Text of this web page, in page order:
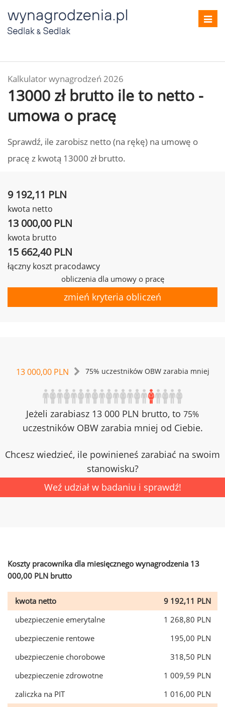
Kalkulator wynagrodzeń 2026
13000 zł brutto ile to netto -
umowa o pracę
Sprawdź, ile zarobisz netto (na rękę) na umowę o
pracę z kwotą 13000 zł brutto.
9 192,11 PLN
kwota netto
13 000,00 PLN
kwota brutto
15 662,40 PLN
łączny koszt pracodawcy
obliczenia dla umowy o pracę
zmień kryteria obliczeń
13 000,00 PLN 75% uczestników OBW zarabia mniej
Jeżeli zarabiasz 13 000 PLN brutto, to 75%
uczestników OBW zarabia mniej od Ciebie.
Chcesz wiedzieć, ile powinieneś zarabiać na swoim
stanowisku?
Weź udział w badaniu i sprawdź!
Koszty pracownika dla miesięcznego wynagrodzenia 13
000,00 PLN brutto
kwota netto
9 192,11 PLN
ubezpieczenie emerytalne
1 268,80 PLN
ubezpieczenie rentowe
195,00 PLN
ubezpieczenie chorobowe
318,50 PLN
ubezpieczenie zdrowotne
1 009,59 PLN
zaliczka na PIT
1 016,00 PLN